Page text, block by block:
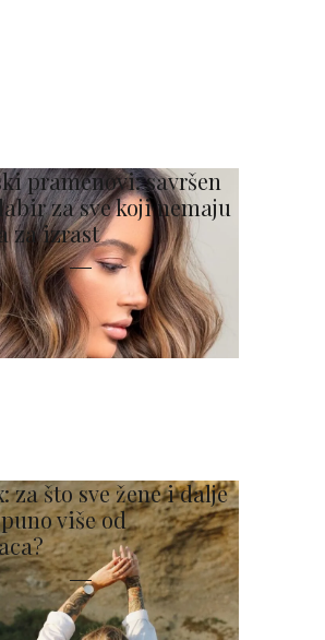
pramenovi: savršen
za sve koji nemaju
za izrast
za što sve žene i dalje
više od